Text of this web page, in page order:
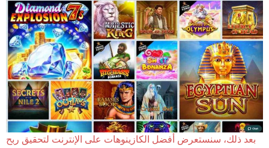
بعد ذلك، سنستعرض أفضل الكازينوهات على الإنترنت لتحقيق ربح